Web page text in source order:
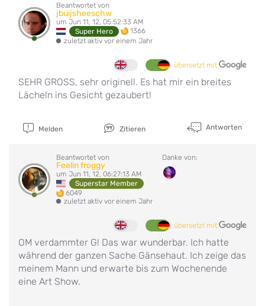
Beantwortet von
jbuijsheeschw
um Jun 11, 12, 05:52:33 AM
Super Hero
1366
zuletzt aktiv vor einem Jahr
übersetzt mit
SEHR GROSS, sehr originell. Es hat mir ein breites
Lächeln ins Gesicht gezaubert!
Melden Zitieren Antworten
Beantwortet von
Feelin froggy
um Jun 11, 12, 06:27:13 AM
Superstar Member
6049
zuletzt aktiv vor einem Jahr
Danke von:
übersetzt mit
OM verdammter G! Das war wunderbar. Ich hatte
während der ganzen Sache Gänsehaut. Ich zeige das
meinem Mann und erwarte bis zum Wochenende
eine Art Show.